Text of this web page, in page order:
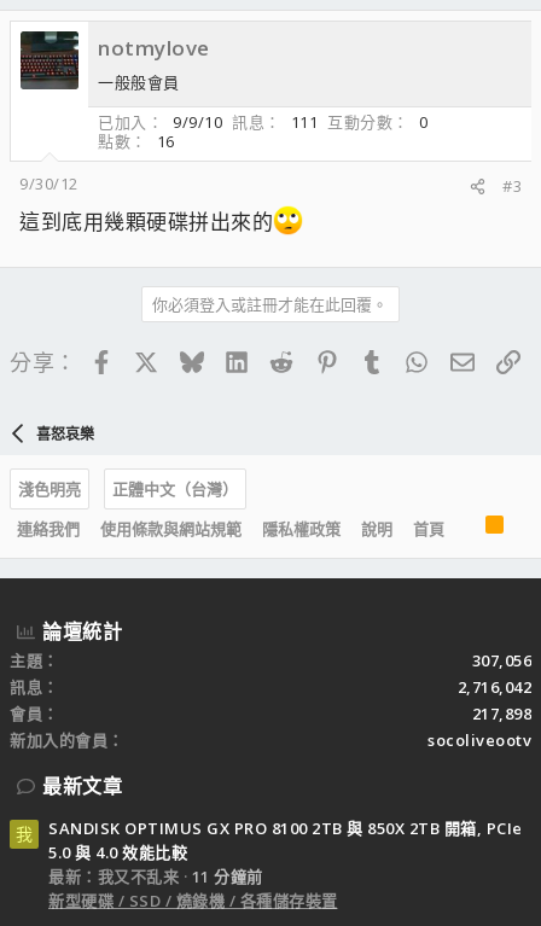
notmylove
一般般會員
已加入
9/9/10 訊息 111 互動分數
0
點數
16
9/30/12
#3
這到底用幾顆硬碟拼出來的
你必須登入或註冊才能在此回覆。
分享： FacebookBlueskyLinkedIn
Reddit PinterestTumblrWhatsApp
電子
喜怒哀樂
淺色明亮
正體中文（台灣）
連絡我們
使用條款與網站規範 隱私權政策 說明 首頁
R
S
S
論壇統計
主題
307,056
訊息
2,716,042
會員
217,898
新加入的會員
socoliveootv
最新文章
我
SANDISK OPTIMUS GX PRO 8100 2TB 與 850X 2TB 開箱, PCIe
5.0 與 4.0 效能比較
最新：我又不乱来
11 分鐘前
新型硬碟 / SSD / 燒錄機 / 各種儲存裝置